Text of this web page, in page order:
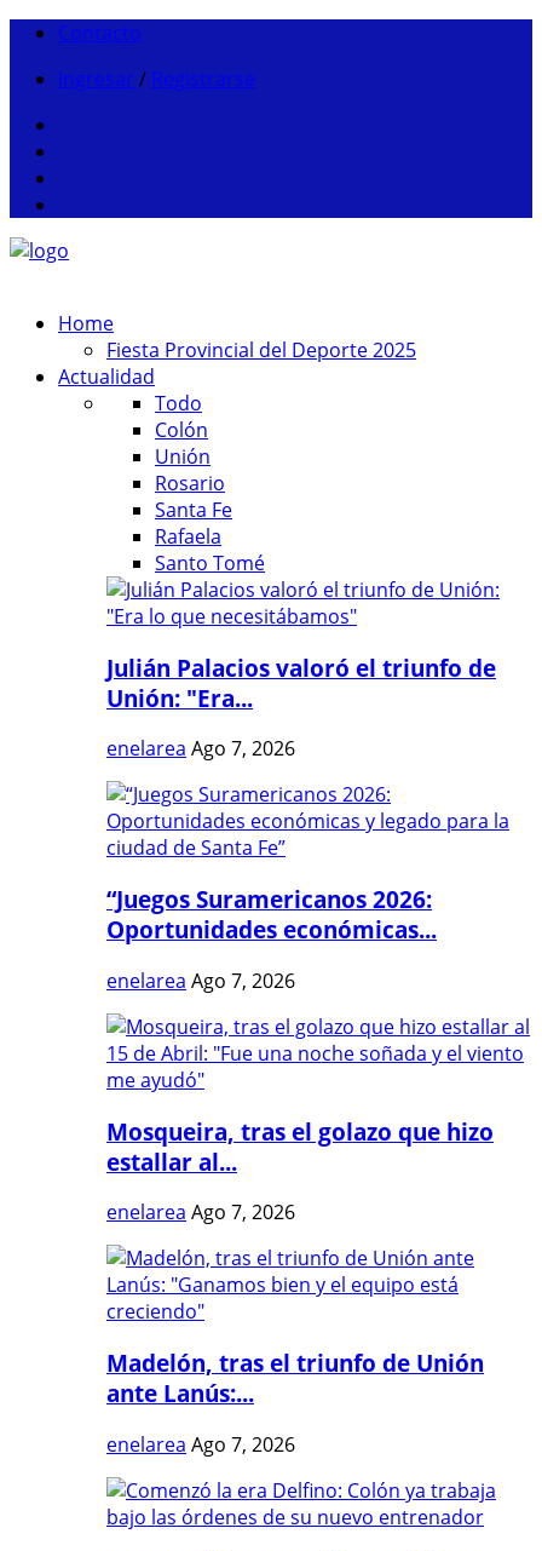
Contacto
Ingresar / Registrarse
Home
Fiesta Provincial del Deporte 2025
Actualidad
Todo
Colón
Unión
Rosario
Santa Fe
Rafaela
Santo Tomé
Julián Palacios valoró el triunfo de
Unión: "Era...
enelarea Ago 7, 2026
“Juegos Suramericanos 2026:
Oportunidades económicas...
enelarea Ago 7, 2026
Mosqueira, tras el golazo que hizo
estallar al...
enelarea Ago 7, 2026
Madelón, tras el triunfo de Unión
ante Lanús:...
enelarea Ago 7, 2026